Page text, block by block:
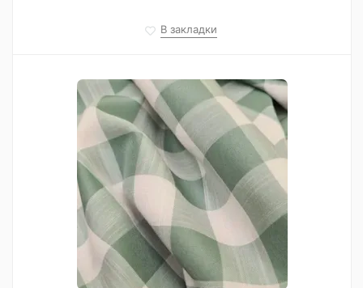
В закладки